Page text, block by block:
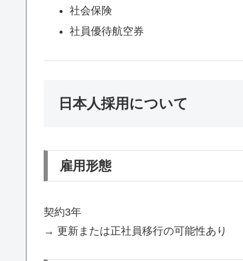
社会保険
社員優待航空券
日本人採用について
雇用形態
契約3年
→ 更新または正社員移行の可能性あり